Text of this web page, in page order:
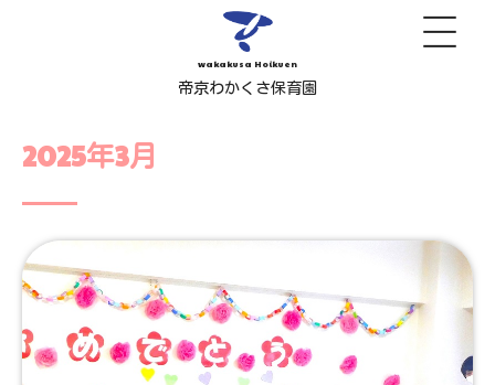
wakakusa Hoikuen
帝京わかくさ保育園
2025年3月